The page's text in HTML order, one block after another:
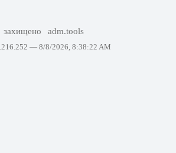
захищено adm.tools
— 8/8/2026, 8:38:22 AM